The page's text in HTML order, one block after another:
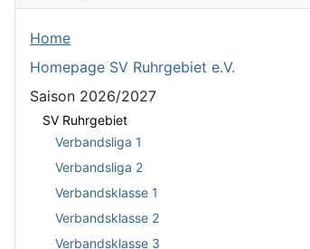
Home
Homepage SV Ruhrgebiet e.V.
Saison 2026/2027
SV Ruhrgebiet
Verbandsliga 1
Verbandsliga 2
Verbandsklasse 1
Verbandsklasse 2
Verbandsklasse 3